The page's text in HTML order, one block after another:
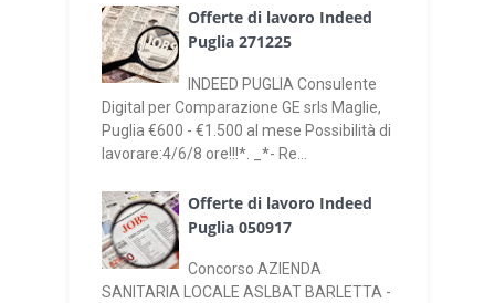
Offerte di lavoro Indeed
Puglia 271225
INDEED PUGLIA Consulente
Digital per Comparazione GE srls Maglie,
Puglia €600 - €1.500 al mese Possibilità di
lavorare:4/6/8 ore!!!*. _*- Re...
Offerte di lavoro Indeed
Puglia 050917
Concorso AZIENDA
SANITARIA LOCALE ASLBAT BARLETTA -